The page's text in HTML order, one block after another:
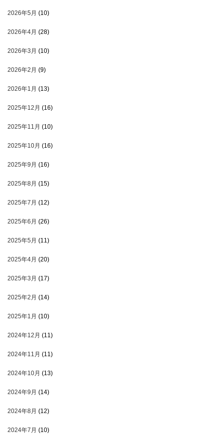
2026年5月 (10)
2026年4月 (28)
2026年3月 (10)
2026年2月 (9)
2026年1月 (13)
2025年12月 (16)
2025年11月 (10)
2025年10月 (16)
2025年9月 (16)
2025年8月 (15)
2025年7月 (12)
2025年6月 (26)
2025年5月 (11)
2025年4月 (20)
2025年3月 (17)
2025年2月 (14)
2025年1月 (10)
2024年12月 (11)
2024年11月 (11)
2024年10月 (13)
2024年9月 (14)
2024年8月 (12)
2024年7月 (10)